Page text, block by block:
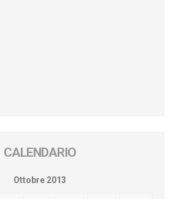
CALENDARIO
Ottobre 2013